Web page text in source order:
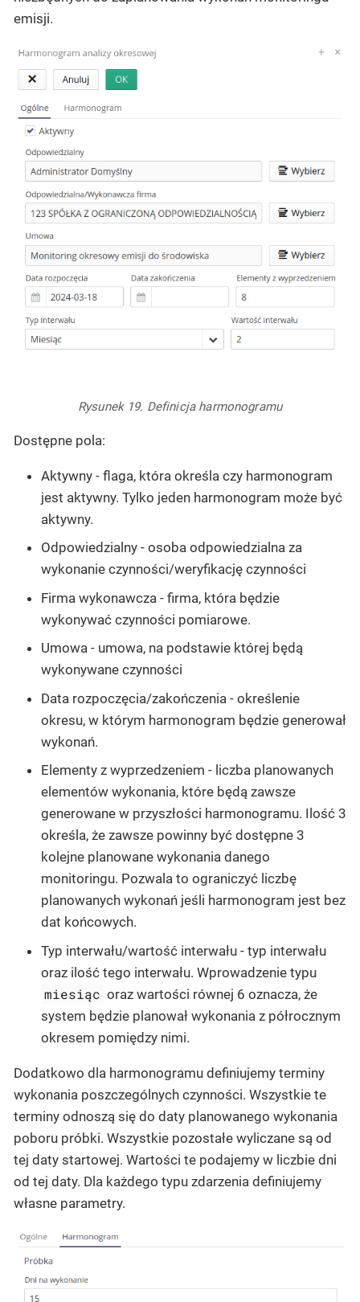
emisji.
Rysunek 19. Definicja harmonogramu
Dostępne pola:
Aktywny - flaga, która określa czy harmonogram
jest aktywny. Tylko jeden harmonogram może być
aktywny.
Odpowiedzialny - osoba odpowiedzialna za
wykonanie czynności/weryfikację czynności
Firma wykonawcza - firma, która będzie
wykonywać czynności pomiarowe.
Umowa - umowa, na podstawie której będą
wykonywane czynności
Data rozpoczęcia/zakończenia - określenie
okresu, w którym harmonogram będzie generował
wykonań.
Elementy z wyprzedzeniem - liczba planowanych
elementów wykonania, które będą zawsze
generowane w przyszłości harmonogramu. Ilość 3
określa, że zawsze powinny być dostępne 3
kolejne planowane wykonania danego
monitoringu. Pozwala to ograniczyć liczbę
planowanych wykonań jeśli harmonogram jest bez
dat końcowych.
Typ interwału/wartość interwału - typ interwału
oraz ilość tego interwału. Wprowadzenie typu
miesiąc oraz wartości równej 6 oznacza, że
system będzie planował wykonania z półrocznym
okresem pomiędzy nimi.
Dodatkowo dla harmonogramu definiujemy terminy
wykonania poszczególnych czynności. Wszystkie te
terminy odnoszą się do daty planowanego wykonania
poboru próbki. Wszystkie pozostałe wyliczane są od
tej daty startowej. Wartości te podajemy w liczbie dni
od tej daty. Dla każdego typu zdarzenia definiujemy
własne parametry.